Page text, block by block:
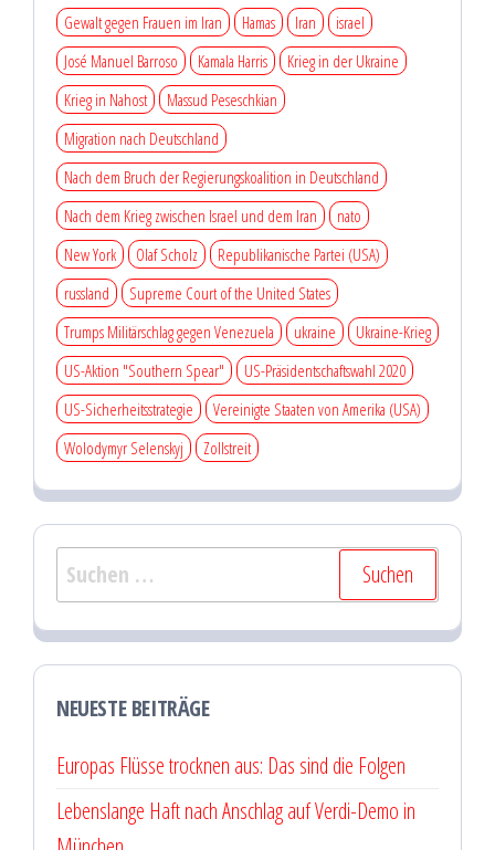
Gewalt gegen Frauen im Iran
Hamas Iran
israel
José Manuel Barroso
Kamala Harris
Krieg in der Ukraine
Krieg in Nahost
Massud Peseschkian
Migration nach Deutschland
Nach dem Bruch der Regierungskoalition in Deutschland
Nach dem Krieg zwischen Israel und dem Iran
nato
New York
Olaf Scholz
Republikanische Partei (USA)
russland
Supreme Court of the United States
Trumps Militärschlag gegen Venezuela
ukraine
Ukraine-Krieg
US-Aktion "Southern Spear"
US-Präsidentschaftswahl 2020
US-Sicherheitsstrategie
Vereinigte Staaten von Amerika (USA)
Wolodymyr Selenskyj
Zollstreit
Suchen
nach:
NEUESTE BEITRÄGE
Europas Flüsse trocknen aus: Das sind die Folgen
Lebenslange Haft nach Anschlag auf Verdi-Demo in